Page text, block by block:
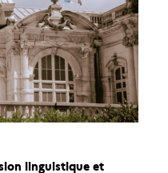
linguistique et